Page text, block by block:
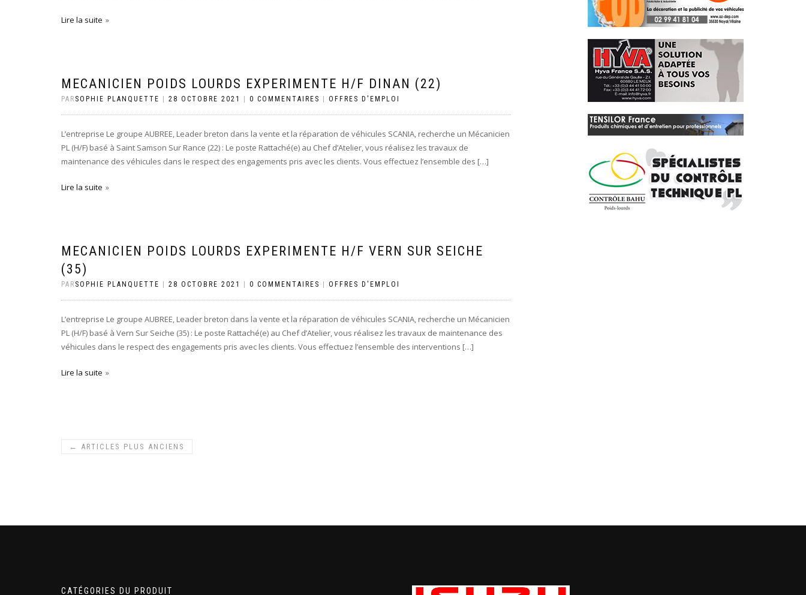
Lire la suite
MECANICIEN POIDS LOURDS EXPERIMENTE H/F DINAN (22)
PAR SOPHIE PLANQUETTE 28 OCTOBRE 2021 0 COMMENTAIRES OFFRES D'EMPLOI
L’entreprise Le groupe AUBREE, Leader breton dans la vente et la réparation de véhicules SCANIA, recherche un Mécanicien
PL (H/F) basé à Saint Samson Sur Rance (22) : Le poste Rattaché(e) au Chef d’Atelier, vous réalisez les travaux de
maintenance des véhicules dans le respect des engagements pris avec les clients. Vous effectuez l’ensemble des […]
Lire la suite
MECANICIEN POIDS LOURDS EXPERIMENTE H/F VERN SUR SEICHE
(35)
PAR SOPHIE PLANQUETTE 28 OCTOBRE 2021 0 COMMENTAIRES OFFRES D'EMPLOI
L’entreprise Le groupe AUBREE, Leader breton dans la vente et la réparation de véhicules SCANIA, recherche un Mécanicien
PL (H/F) basé à Vern Sur Seiche (35) : Le poste Rattaché(e) au Chef d’Atelier, vous réalisez les travaux de maintenance des
véhicules dans le respect des engagements pris avec les clients. Vous effectuez l’ensemble des interventions […]
Lire la suite
← ARTICLES PLUS ANCIENS
CATÉGORIES DU PRODUIT